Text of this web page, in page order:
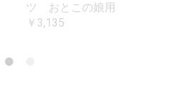
ツ おとこの娘用
￥3,135